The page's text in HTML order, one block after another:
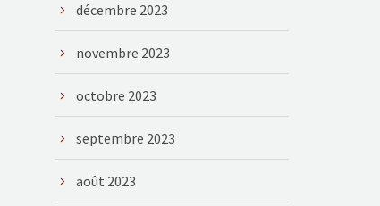
décembre 2023
novembre 2023
octobre 2023
septembre 2023
août 2023